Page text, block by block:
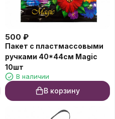
500 ₽
Пакет с пластмассовыми
ручками 40*44см Magic
10шт
В наличии
В корзину